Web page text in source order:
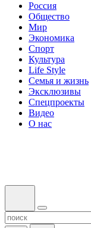
Россия
Общество
Мир
Экономика
Спорт
Культура
Life Style
Семья и жизнь
Эксклюзивы
Спецпроекты
Видео
О нас